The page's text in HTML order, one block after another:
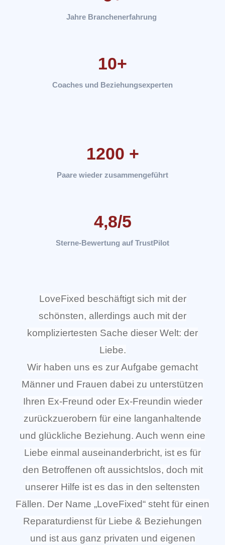
Jahre Branchenerfahrung
10+
Coaches und Beziehungsexperten
1200 +
Paare wieder zusammengeführt
4,8/5
Sterne-Bewertung auf TrustPilot
LoveFixed beschäftigt sich mit der
schönsten, allerdings auch mit der
kompliziertesten Sache dieser Welt: der
Liebe.
Wir haben uns es zur Aufgabe gemacht
Männer und Frauen dabei zu unterstützen
Ihren Ex-Freund oder Ex-Freundin wieder
zurückzuerobern für eine langanhaltende
und glückliche Beziehung. Auch wenn eine
Liebe einmal auseinanderbricht, ist es für
den Betroffenen oft aussichtslos, doch mit
unserer Hilfe ist es das in den seltensten
Fällen. Der Name „LoveFixed“ steht für einen
Reparaturdienst für Liebe & Beziehungen
und ist aus ganz privaten und eigenen